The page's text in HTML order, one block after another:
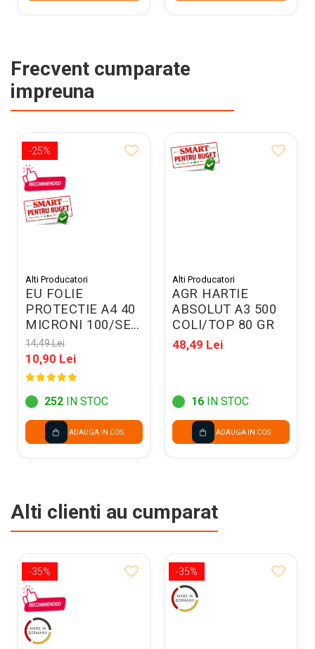
Frecvent cumparate
impreuna
-25%
Alti Producatori
EU FOLIE
PROTECTIE A4 40
MICRONI 100/SET
20100-promo
14,49 Lei
10,90 Lei
252 IN STOC
ADAUGA IN COS
Alti Producatori
AGR HARTIE
ABSOLUT A3 500
COLI/TOP 80 GR
48,49 Lei
16 IN STOC
ADAUGA IN COS
Alti clienti au cumparat
-35% -35%